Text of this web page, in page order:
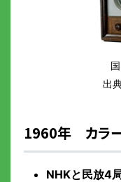
出
1960年 カラ
NHKと民放4